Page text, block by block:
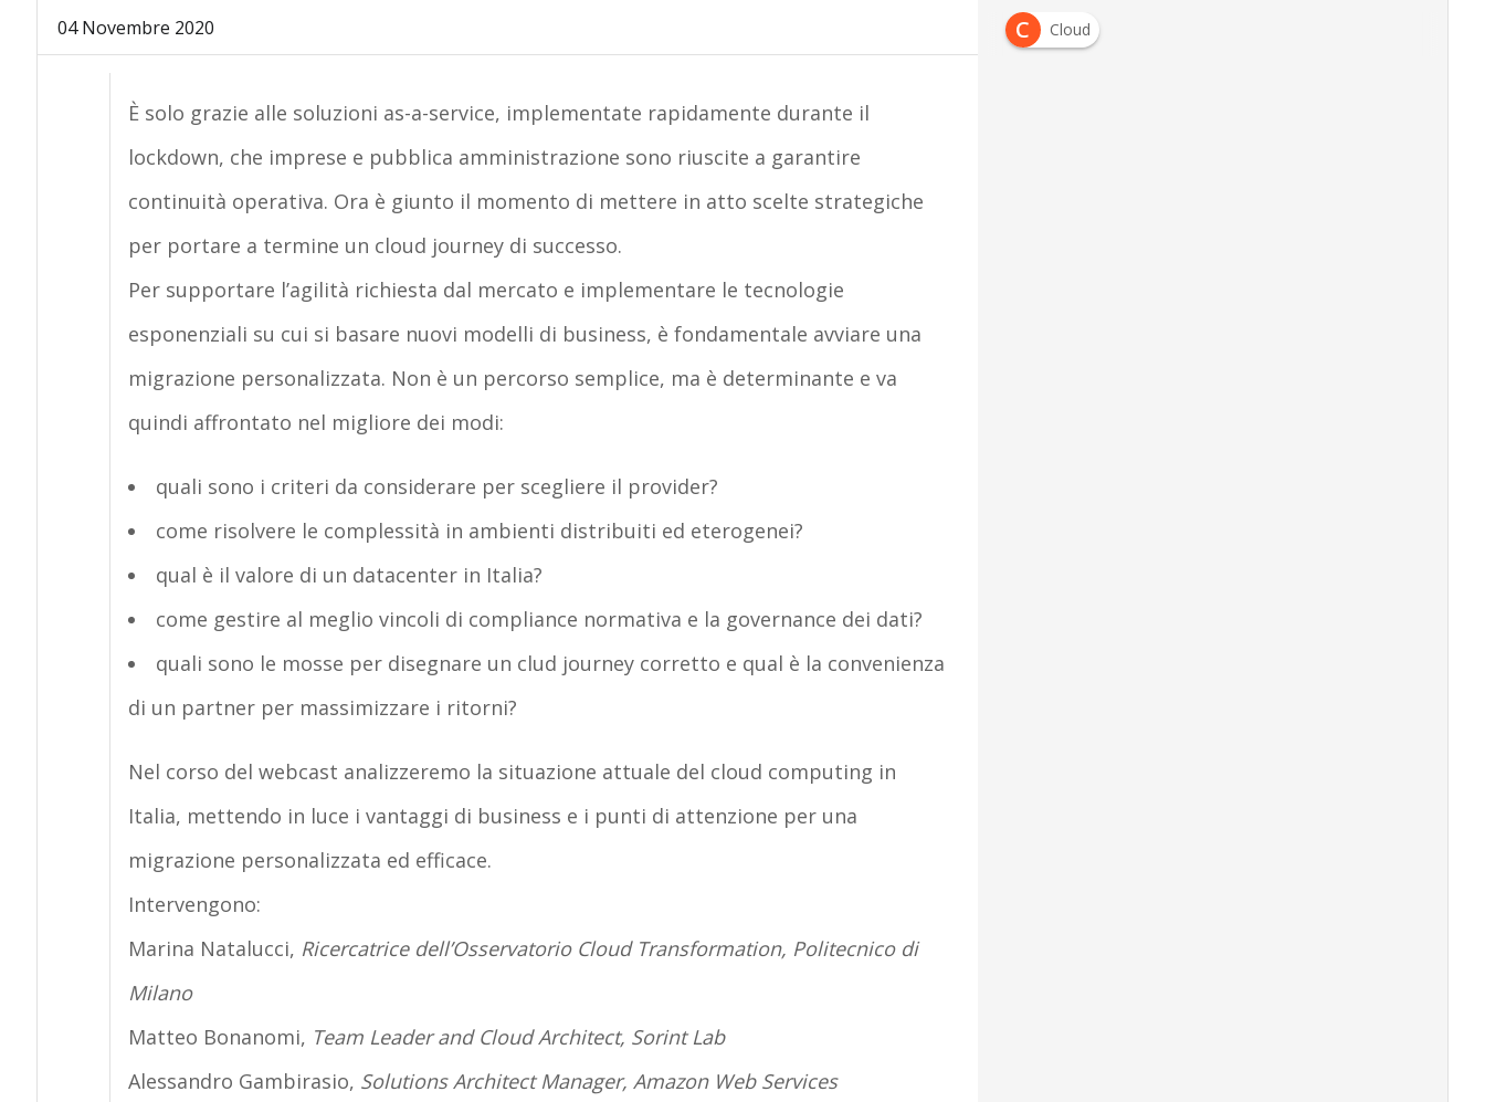
04 Novembre 2020
È solo grazie alle soluzioni as-a-service, implementate rapidamente durante il
lockdown, che imprese e pubblica amministrazione sono riuscite a garantire
continuità operativa. Ora è giunto il momento di mettere in atto scelte strategiche
per portare a termine un cloud journey di successo.
Per supportare l’agilità richiesta dal mercato e implementare le tecnologie
esponenziali su cui si basare nuovi modelli di business, è fondamentale avviare una
migrazione personalizzata. Non è un percorso semplice, ma è determinante e va
quindi affrontato nel migliore dei modi:
quali sono i criteri da considerare per scegliere il provider?
come risolvere le complessità in ambienti distribuiti ed eterogenei?
qual è il valore di un datacenter in Italia?
come gestire al meglio vincoli di compliance normativa e la governance dei dati?
quali sono le mosse per disegnare un clud journey corretto e qual è la convenienza
di un partner per massimizzare i ritorni?
Nel corso del webcast analizzeremo la situazione attuale del cloud computing in
Italia, mettendo in luce i vantaggi di business e i punti di attenzione per una
migrazione personalizzata ed efficace.
Intervengono:
Marina Natalucci, Ricercatrice dell’Osservatorio Cloud Transformation, Politecnico di
Milano
Matteo Bonanomi, Team Leader and Cloud Architect, Sorint Lab
Alessandro Gambirasio, Solutions Architect Manager, Amazon Web Services
C
Cloud